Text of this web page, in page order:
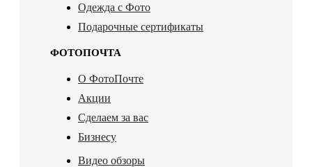
Одежда с Фото
Подарочные сертификаты
ФОТОПОЧТА
О ФотоПочте
Акции
Сделаем за вас
Бизнесу
Видео обзоры